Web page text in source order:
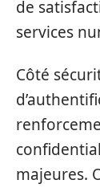
de
services
Côté
majeures.